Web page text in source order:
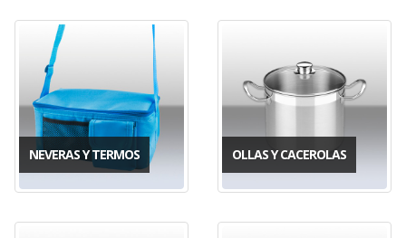
NEVERAS Y TERMOS OLLAS Y CACEROLAS